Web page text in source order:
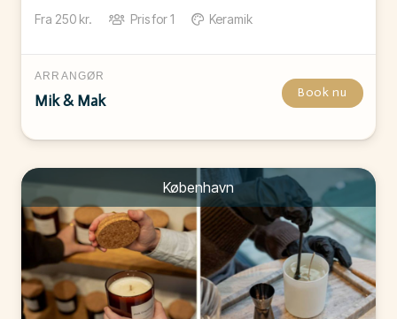
Fra 250 kr. Pris for1 Keramik
ARRANGØR
Mik & Mak Book nu
København